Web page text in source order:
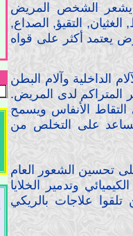
يشعر الشخص المريض
التقيؤ, الصداع,
يعتمد أكثر على قواه
الداخلية وآلام البطن
المتراكم لدى المريض.
الأنفاس ويسمح
على التخلص من
تحسين الشعور العام
وتدمير الخلايا
علاجات بالريكي